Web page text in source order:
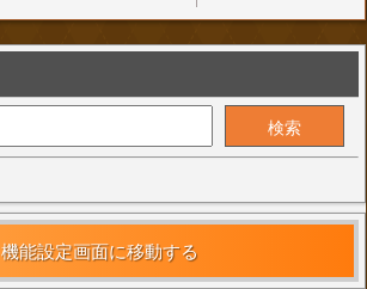
機能設定画面に移動する